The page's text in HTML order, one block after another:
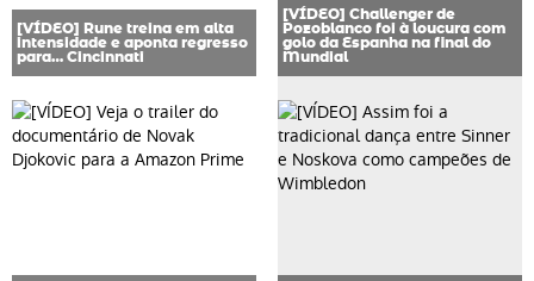
[VÍDEO] Rune treina em alta
intensidade e aponta regresso
para… Cincinnati
[VÍDEO] Challenger de
Pozoblanco foi à loucura com
golo da Espanha na final do
Mundial